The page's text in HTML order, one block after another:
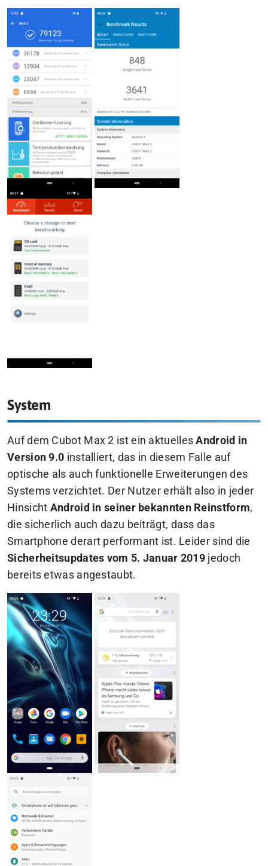
System
Auf dem Cubot Max 2 ist ein aktuelles Android in
Version 9.0 installiert, das in diesem Falle auf
optische als auch funktionelle Erweiterungen des
Systems verzichtet. Der Nutzer erhält also in jeder
Hinsicht Android in seiner bekannten Reinstform,
die sicherlich auch dazu beiträgt, dass das
Smartphone derart performant ist. Leider sind die
Sicherheitsupdates vom 5. Januar 2019 jedoch
bereits etwas angestaubt.